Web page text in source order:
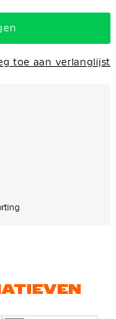
toe aan verlanglijst